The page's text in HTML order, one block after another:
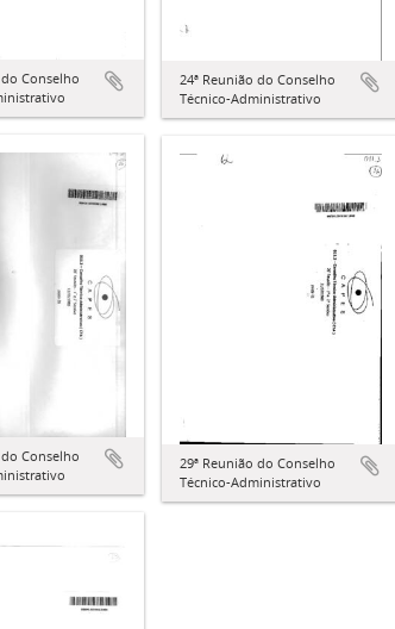
Conselho
24ª Reunião do Conselho
Técnico-Administrativo
Conselho
29ª Reunião do Conselho
Técnico-Administrativo